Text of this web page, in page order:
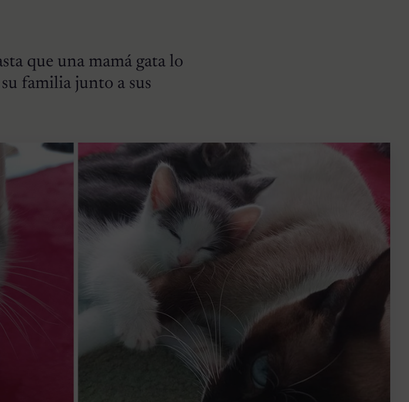
que una mamá gata lo
familia junto a sus